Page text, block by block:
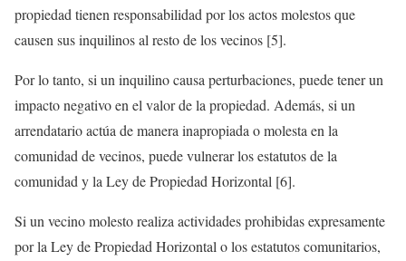
propiedad tienen responsabilidad por los actos molestos que
causen sus inquilinos al resto de los vecinos [5].
Por lo tanto, si un inquilino causa perturbaciones, puede tener un
impacto negativo en el valor de la propiedad. Además, si un
arrendatario actúa de manera inapropiada o molesta en la
comunidad de vecinos, puede vulnerar los estatutos de la
comunidad y la Ley de Propiedad Horizontal [6].
Si un vecino molesto realiza actividades prohibidas expresamente
por la Ley de Propiedad Horizontal o los estatutos comunitarios,